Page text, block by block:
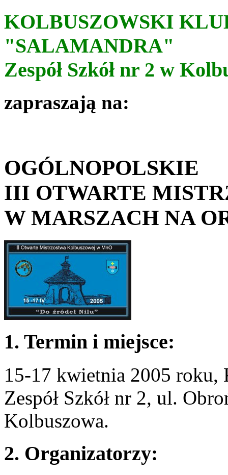
KOLBUSZOWSKI
"SALAMANDRA"
Zespół Szkół nr 2 w
zapraszają na:
OGÓLNOPOLSKIE
III OTWARTE
W MARSZACH NA
1. Termin i miejsce:
15-17 kwietnia 2005 roku,
Zespół Szkół nr 2, ul.
Kolbuszowa.
2. Organizatorzy: